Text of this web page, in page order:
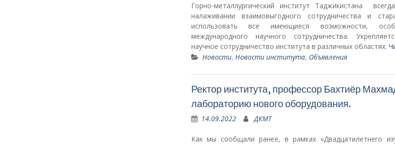
Горно-металлургический институт Таджикистана
налаживании взаимовыгодного сотрудничества и
использовать все имеющиеся возможности,
международного научного сотрудничества.
научное сотрудничество института в различных областях.
Новости, Новости института, Объявления
Ректор института, профессор Бахтиёр
лабораторию нового оборудования.
14.09.2022 ДКМТ
Как мы сообщали ранее, в рамках «Двадцатилетнего